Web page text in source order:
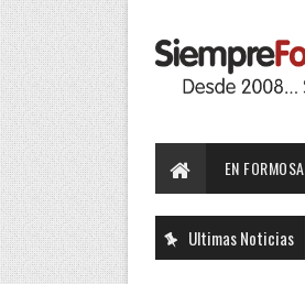
EN FORMOSA
Ultimas Noticias